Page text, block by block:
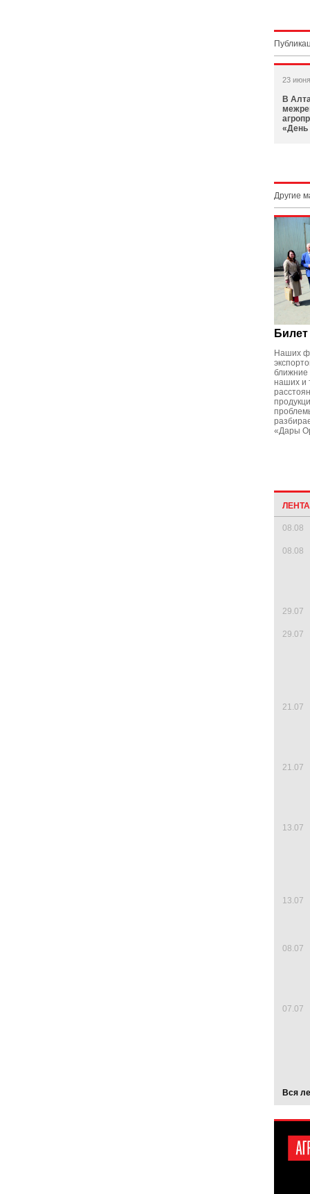
23
В
«День
Другие
Наших
ближние
наших и
«Дары
08.08
08.08
29.07
29.07
21.07
21.07
13.07
13.07
08.07
07.07
Вся